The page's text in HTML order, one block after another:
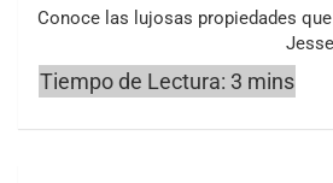
Conoce las lujosas propiedades